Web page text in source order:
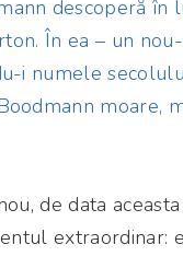
descoperă
În ea – un
i numele
moare,
de data
extraordinar: